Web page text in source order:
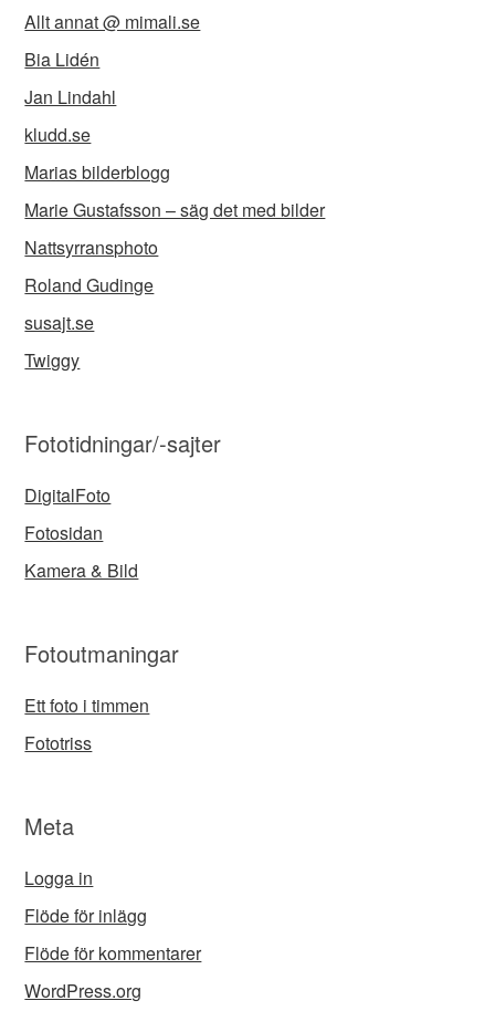
Allt annat @ mimali.se
Bia Lidén
Jan Lindahl
kludd.se
Marias bilderblogg
Marie Gustafsson – säg det med bilder
Nattsyrransphoto
Roland Gudinge
susajt.se
Twiggy
Fototidningar/-sajter
DigitalFoto
Fotosidan
Kamera & Bild
Fotoutmaningar
Ett foto i timmen
Fototriss
Meta
Logga in
Flöde för inlägg
Flöde för kommentarer
WordPress.org